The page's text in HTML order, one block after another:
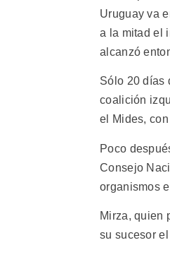
Uruguay va
a la mitad el
alcanzó
Sólo 20 días
coalición
el Mides,
Poco
Consejo
organismos
Mirza, quien
su sucesor